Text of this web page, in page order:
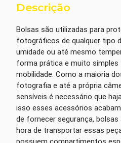
Descrição
Bolsas são utilizadas para
fotográficos de qualquer tipo
umidade ou até mesmo
forma prática e muito
mobilidade. Como a maioria
fotografia e até a própria
sensíveis é necessário que
isso esses acessórios
de fornecer segurança, bolsas
hora de transportar essas